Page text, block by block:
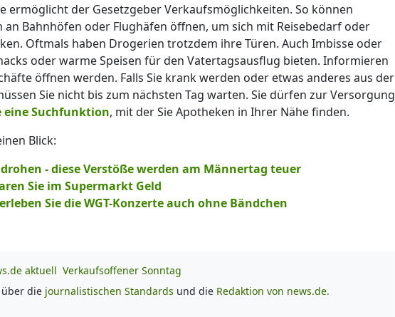
ermöglicht der Gesetzgeber Verkaufsmöglichkeiten. So können
an Bahnhöfen oder Flughäfen öffnen, um sich mit Reisebedarf oder
Oftmals haben Drogerien trotzdem ihre Türen. Auch Imbisse oder
oder warme Speisen für den Vatertagsausflug bieten. Informieren
öffnen werden. Falls Sie krank werden oder etwas anderes aus der
Sie nicht bis zum nächsten Tag warten. Sie dürfen zur Versorgung
eine Suchfunktion, mit der Sie Apotheken in Ihrer Nähe finden.
Blick:
- diese Verstöße werden am Männertag teuer
Sie im Supermarkt Geld
Sie die WGT-Konzerte auch ohne Bändchen
aktuell Verkaufsoffener Sonntag
die journalistischen Standards und die Redaktion von news.de.